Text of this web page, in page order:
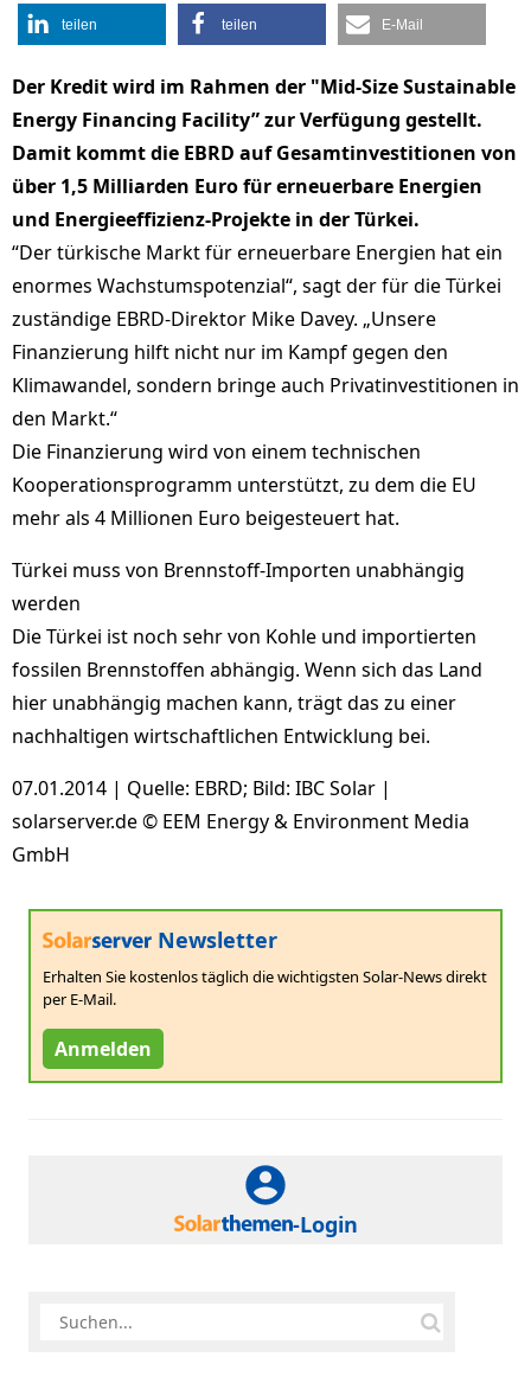
teilen teilen E-Mail
Der Kredit wird im Rahmen der "Mid-Size Sustainable
Energy Financing Facility” zur Verfügung gestellt.
Damit kommt die EBRD auf Gesamtinvestitionen von
über 1,5 Milliarden Euro für erneuerbare Energien
und Energieeffizienz-Projekte in der Türkei.
“Der türkische Markt für erneuerbare Energien hat ein
enormes Wachstumspotenzial“, sagt der für die Türkei
zuständige EBRD-Direktor Mike Davey. „Unsere
Finanzierung hilft nicht nur im Kampf gegen den
Klimawandel, sondern bringe auch Privatinvestitionen in
den Markt.“
Die Finanzierung wird von einem technischen
Kooperationsprogramm unterstützt, zu dem die EU
mehr als 4 Millionen Euro beigesteuert hat.
Türkei muss von Brennstoff-Importen unabhängig
werden
Die Türkei ist noch sehr von Kohle und importierten
fossilen Brennstoffen abhängig. Wenn sich das Land
hier unabhängig machen kann, trägt das zu einer
nachhaltigen wirtschaftlichen Entwicklung bei.
07.01.2014 | Quelle: EBRD; Bild: IBC Solar |
solarserver.de © EEM Energy & Environment Media
GmbH
Newsletter
Erhalten Sie kostenlos täglich die wichtigsten Solar-News direkt
per E-Mail.
Anmelden
-Login